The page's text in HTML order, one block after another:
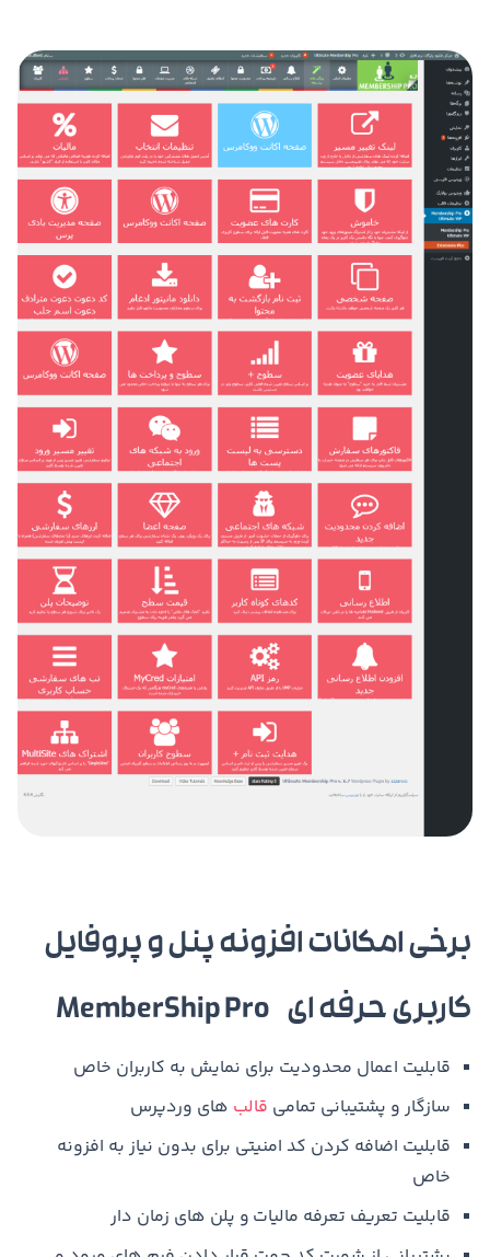
برخی امکانات افزونه پنل و پروفایل
کاربری حرفه ای MemberShip Pro
قابلیت اعمال محدودیت برای نمایش به کاربران خاص
سازگار و پشتیبانی تمامی قالب های وردپرس
قابلیت اضافه کردن کد امنیتی برای بدون نیاز به افزونه
خاص
قابلیت تعریف تعرفه مالیات و پلن های زمان دار